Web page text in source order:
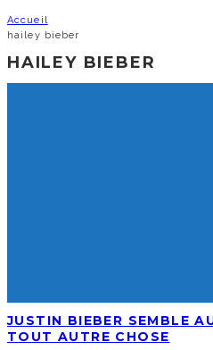
Accueil
hailey bieber
HAILEY BIEBER
JUSTIN BIEBER SEMBLE
TOUT AUTRE CHOSE